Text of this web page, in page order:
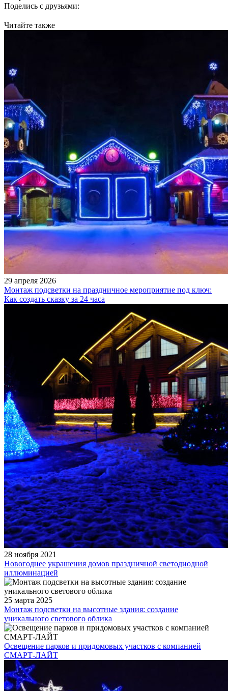
Поделись с друзьями:
Читайте также
29 апреля 2026
Монтаж подсветки на праздничное мероприятие под ключ:
Как создать сказку за 24 часа
28 ноября 2021
Новогоднее украшения домов праздничной светодиодной
иллюминацией
25 марта 2025
Монтаж подсветки на высотные здания: создание
уникального светового облика
Освещение парков и придомовых участков с компанией
СМАРТ-ЛАЙТ